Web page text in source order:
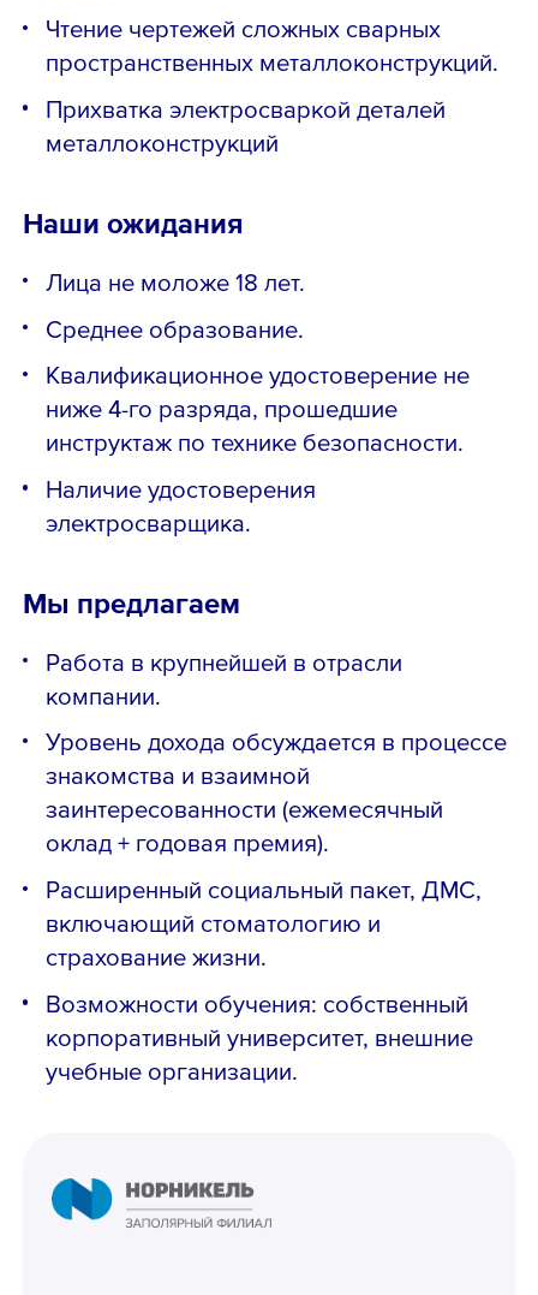
Чтение чертежей сложных сварных
пространственных металлоконструкций.
Прихватка электросваркой деталей
металлоконструкций
Наши ожидания
Лица не моложе 18 лет.
Среднее образование.
Квалификационное удостоверение не
ниже 4-го разряда, прошедшие
инструктаж по технике безопасности.
Наличие удостоверения
электросварщика.
Мы предлагаем
Работа в крупнейшей в отрасли
компании.
Уровень дохода обсуждается в процессе
знакомства и взаимной
заинтересованности (ежемесячный
оклад + годовая премия).
Расширенный социальный пакет, ДМС,
включающий стоматологию и
страхование жизни.
Возможности обучения: собственный
корпоративный университет, внешние
учебные организации.